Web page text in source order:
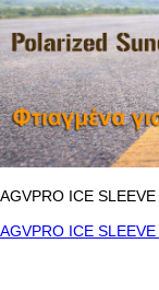
AGVPRO ICE
AGVPRO ICE